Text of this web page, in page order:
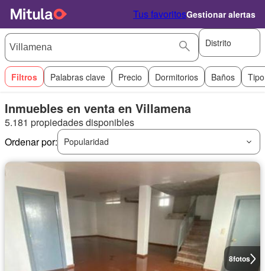
Tus favoritosGestionar alertas
Distrito
Filtros Palabras clave Precio Dormitorios Baños
Inmuebles en venta en Villamena
5.181 propiedades disponibles
Ordenar por:
Popularidad
8fotos